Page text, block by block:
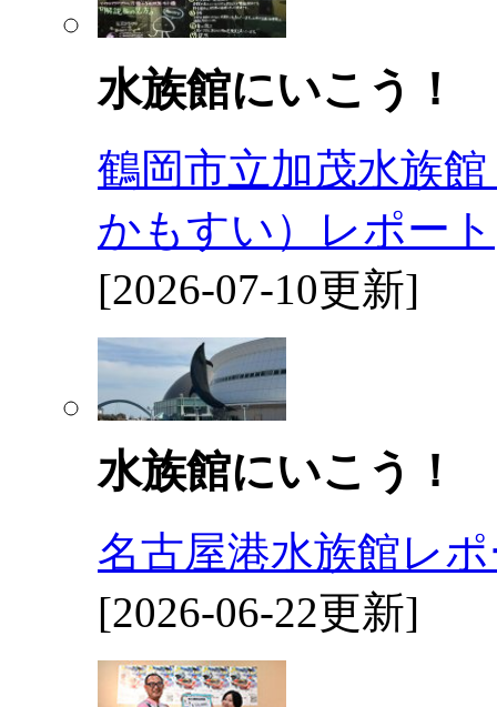
水族館にいこう！
鶴岡市立加茂水族
かもすい）レポート
[2026-07-10更新]
水族館にいこう！
名古屋港水族館レ
[2026-06-22更新]